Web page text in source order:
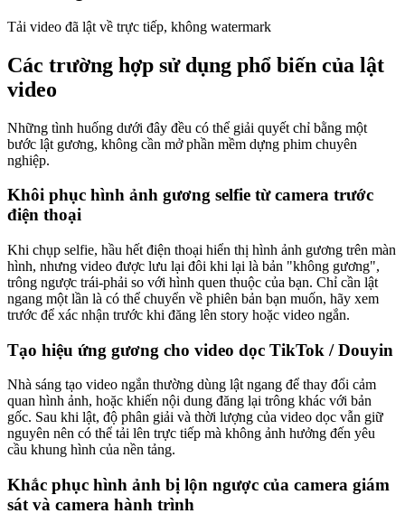
Tải video đã lật về trực tiếp, không watermark
Các trường hợp sử dụng phổ biến của lật
video
Những tình huống dưới đây đều có thể giải quyết chỉ bằng một
bước lật gương, không cần mở phần mềm dựng phim chuyên
nghiệp.
Khôi phục hình ảnh gương selfie từ camera trước
điện thoại
Khi chụp selfie, hầu hết điện thoại hiển thị hình ảnh gương trên màn
hình, nhưng video được lưu lại đôi khi lại là bản "không gương",
trông ngược trái-phải so với hình quen thuộc của bạn. Chỉ cần lật
ngang một lần là có thể chuyển về phiên bản bạn muốn, hãy xem
trước để xác nhận trước khi đăng lên story hoặc video ngắn.
Tạo hiệu ứng gương cho video dọc TikTok / Douyin
Nhà sáng tạo video ngắn thường dùng lật ngang để thay đổi cảm
quan hình ảnh, hoặc khiến nội dung đăng lại trông khác với bản
gốc. Sau khi lật, độ phân giải và thời lượng của video dọc vẫn giữ
nguyên nên có thể tải lên trực tiếp mà không ảnh hưởng đến yêu
cầu khung hình của nền tảng.
Khắc phục hình ảnh bị lộn ngược của camera giám
sát và camera hành trình